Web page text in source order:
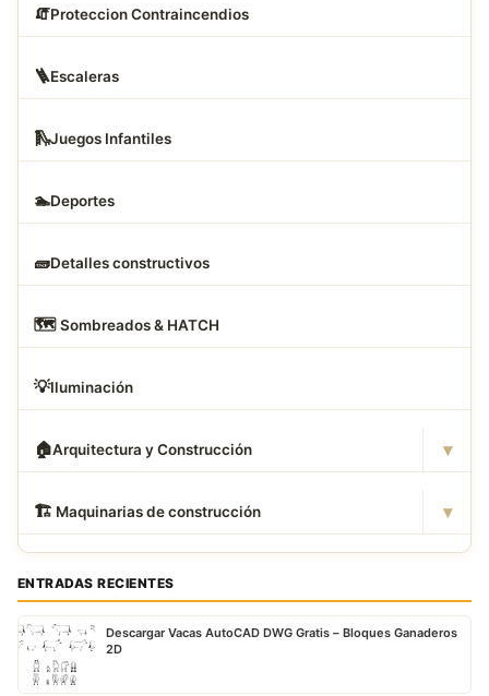
🧯Proteccion Contraincendios
🪜Escaleras
🛝Juegos Infantiles
🏊Deportes
🧱Detalles constructivos
🗺️ Sombreados & HATCH
💡Iluminación
🏠Arquitectura y Construcción ▾
🏗 ️ Maquinarias de construcción ▾
ENTRADAS RECIENTES
Descargar Vacas AutoCAD DWG Gratis – Bloques Ganaderos
2D